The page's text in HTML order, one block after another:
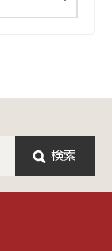
検索